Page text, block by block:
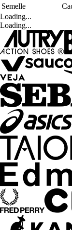
Semelle
Loading...
Loading...